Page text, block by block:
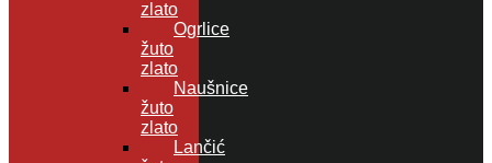
zlato
Ogrlice
žuto
zlato
Naušnice
žuto
zlato
Lančić